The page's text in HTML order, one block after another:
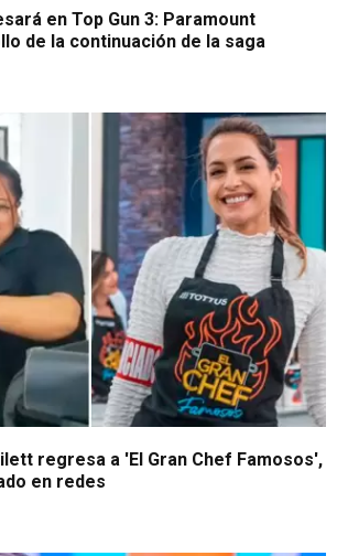
en Top Gun 3: Paramount
de la continuación de la saga
regresa a 'El Gran Chef Famosos',
en redes